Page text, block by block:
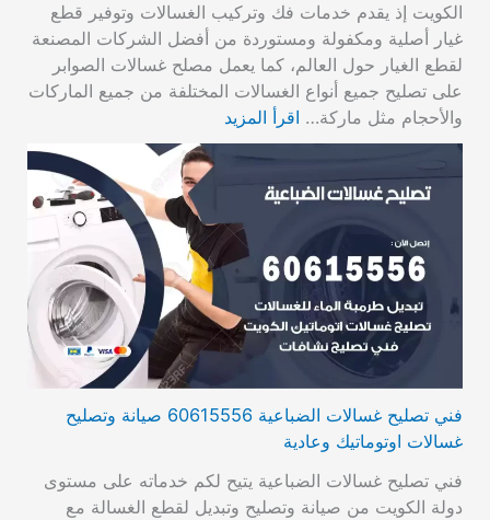
الكويت إذ يقدم خدمات فك وتركيب الغسالات وتوفير قطع
غيار أصلية ومكفولة ومستوردة من أفضل الشركات المصنعة
لقطع الغيار حول العالم، كما يعمل مصلح غسالات الصوابر
على تصليح جميع أنواع الغسالات المختلفة من جميع الماركات
والأحجام مثل ماركة… اقرأ المزيد
فني تصليح غسالات الضباعية 60615556 صيانة وتصليح
غسالات اوتوماتيك وعادية
فني تصليح غسالات الضباعية يتيح لكم خدماته على مستوى
دولة الكويت من صيانة وتصليح وتبديل لقطع الغسالة مع